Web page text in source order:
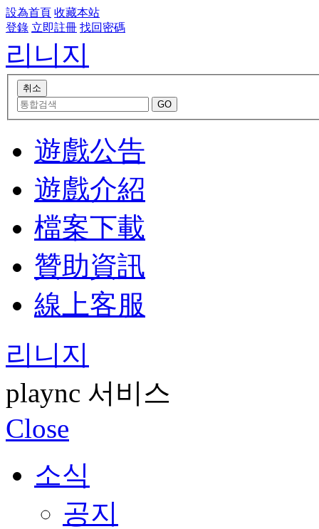
設為首頁 收藏本站
登錄 立即註冊 找回密碼
리니지
遊戲公告
遊戲介紹
檔案下載
贊助資訊
線上客服
리니지
plaync 서비스
Close
소식
공지